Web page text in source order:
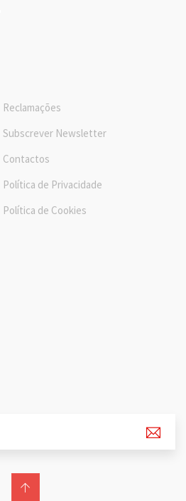
Reclamações
Subscrever Newsletter
Contactos
Política de Privacidade
Política de Cookies